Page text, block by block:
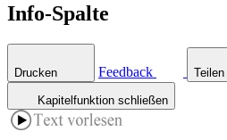
Info-Spalte
Drucken Feedback Teilen
Kapitelfunktion schließen